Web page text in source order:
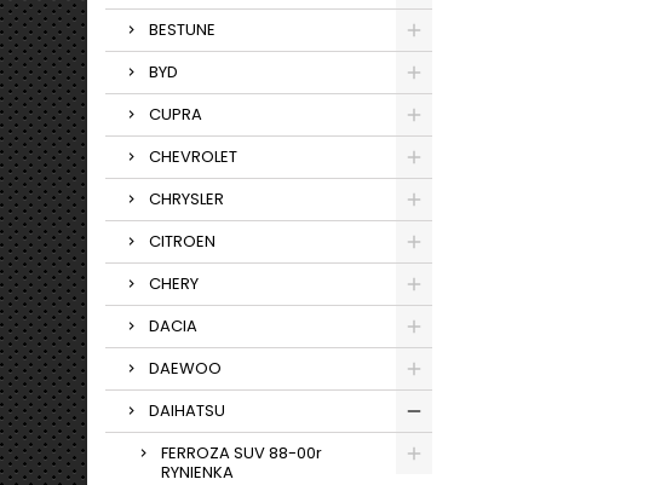
BESTUNE
BYD
CUPRA
CHEVROLET
CHRYSLER
CITROEN
CHERY
DACIA
DAEWOO
DAIHATSU
FERROZA SUV 88-00r
RYNIENKA